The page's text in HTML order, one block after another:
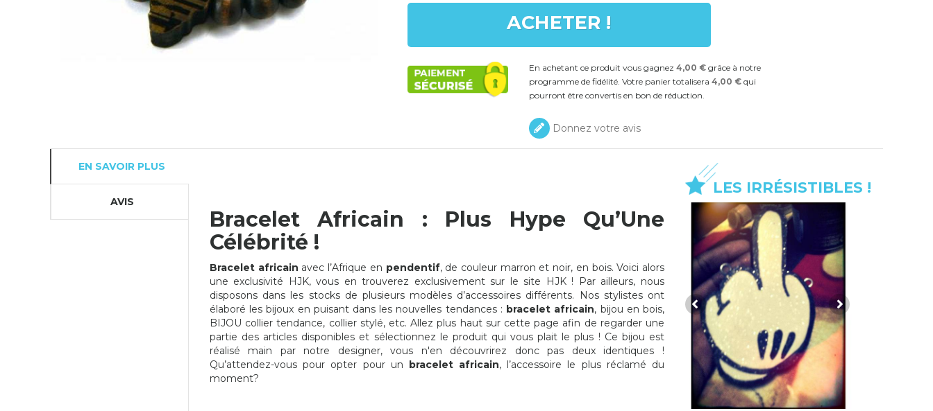
ACHETER !
En achetant ce produit vous gagnez 4,00 €grâce à notre
programme de fidélité. Votre panier totalisera 4,00 €qui
pourront être convertis en bon de réduction.
Donnez votre avis
EN SAVOIR PLUS
AVIS
Bracelet Africain : Plus Hype Qu’Une
Célébrité !
Bracelet africain avec l’Afrique en pendentif, de couleur marron et noir, en bois. Voici alors
une exclusivité HJK, vous en trouverez exclusivement sur le site HJK ! Par ailleurs, nous
disposons dans les stocks de plusieurs modèles d’accessoires différents. Nos stylistes ont
élaboré les bijoux en puisant dans les nouvelles tendances : bracelet africain, bijou en bois,
BIJOU collier tendance, collier stylé, etc. Allez plus haut sur cette page afin de regarder une
partie des articles disponibles et sélectionnez le produit qui vous plait le plus ! Ce bijou est
réalisé main par notre designer, vous n'en découvrirez donc pas deux identiques !
Qu’attendez-vous pour opter pour un bracelet africain, l’accessoire le plus réclamé du
moment?
LES IRRÉSISTIBLES !